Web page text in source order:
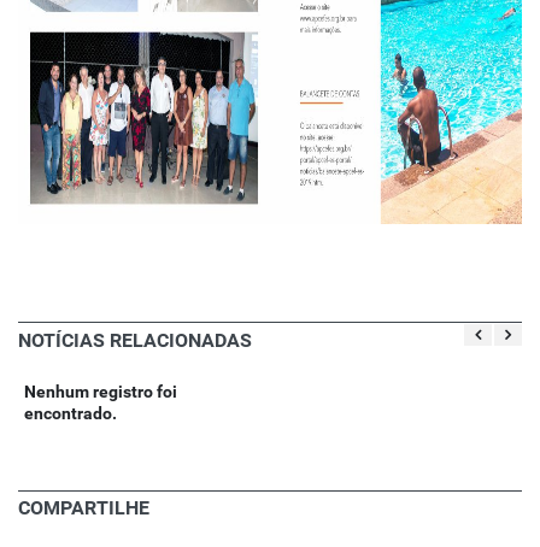
NOTÍCIAS RELACIONADAS
Nenhum registro foi
encontrado.
COMPARTILHE